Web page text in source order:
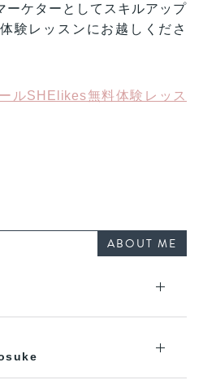
ーケターとしてスキルアップ
験レッスンにお越しくださ
ルSHElikes無料体験レッス
ABOUT ME